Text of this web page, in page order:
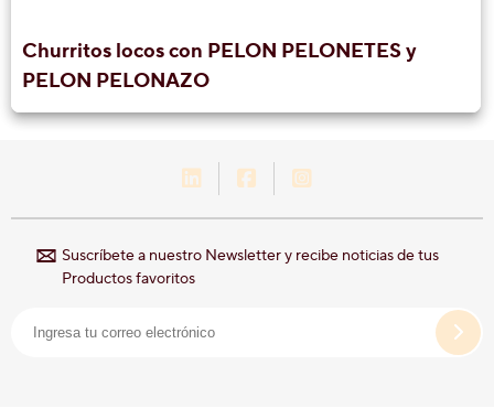
Churritos locos con PELON PELONETES y
PELON PELONAZO
LinkedIn-Hershey-México
Facebook-Hershey-
Suscríbete a nuestro Newsletter y recibe noticias de tus
Productos favoritos